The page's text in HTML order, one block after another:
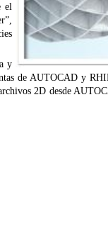
el
y
de AUTOCAD y
2D desde